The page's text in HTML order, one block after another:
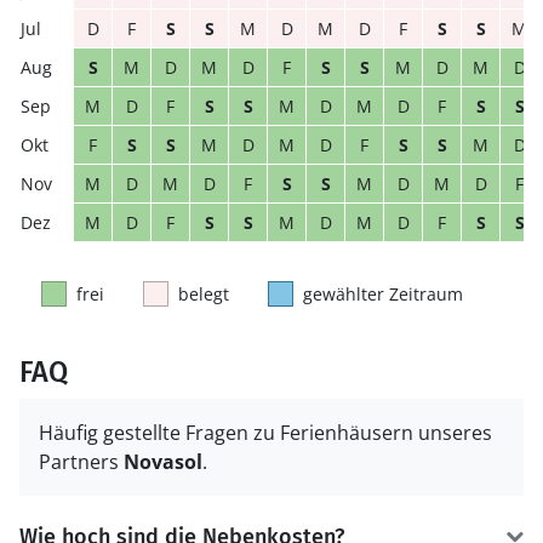
D
F S S M D M D F S S
M
S
M D M D F S S M D M
D
M
D F S S M D M D F S
S
F
S S M D M D F S S M
D
M
D M D F S S M D M D
F
M
D F S S M D M D F S S
frei belegt gewählter Zeitraum
FAQ
Häufig gestellte Fragen zu Ferienhäusern unseres
Partners Novasol.
Wie hoch sind die Nebenkosten?